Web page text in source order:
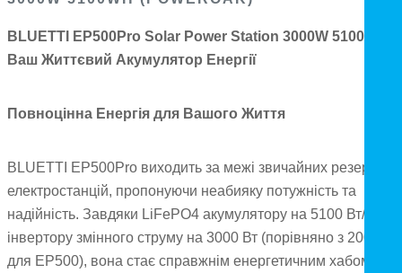
BLUETTI EP500Pro Solar Power Station 3000W 5100Wh:
Ваш Життєвий Акумулятор Енергії
Повноцінна Енергія для Вашого Життя
BLUETTI EP500Pro виходить за межі звичайних резервних
електростанцій, пропонуючи неабияку потужність та
надійність. Завдяки LiFePO4 акумулятору на 5100 Вт/год
інвертору змінного струму на 3000 Вт (порівняно з 2000 Вт
для EP500), вона стає справжнім енергетичним хабом для